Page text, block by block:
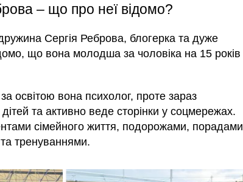
– що про неї відомо?
Сергія Реброва, блогерка та дуже
що вона молодша за чоловіка на 15 років
освітою вона психолог, проте зараз
та активно веде сторінки у соцмережах.
сімейного життя, подорожами, порадами
тренуваннями.